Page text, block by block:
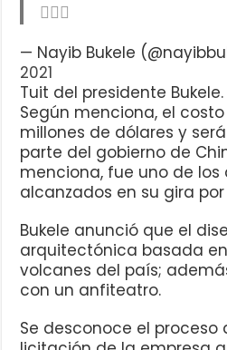
🤦🏻‍♂️
— Nayib Bukele
2021
Tuit del presidente Bukele.
Según menciona, el
millones de dólares y
parte del gobierno de
menciona, fue uno de los
alcanzados en su gira por
Bukele anunció que el
arquitectónica basada
volcanes del país;
con un anfiteatro.
Se desconoce el proceso